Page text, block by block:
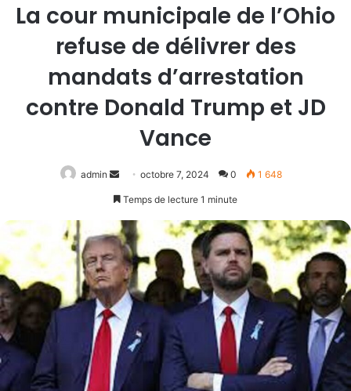
La cour municipale de l’Ohio
refuse de délivrer des
mandats d’arrestation
contre Donald Trump et JD
Vance
admin
Envoyer
un
octobre 7, 2024 0 1 648
Temps de lecture 1 minute